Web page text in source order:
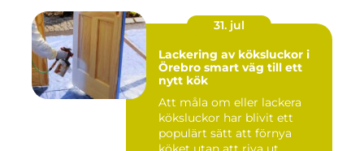
31. jul
Lackering av köksluckor i
Örebro smart väg till ett
nytt kök
Att måla om eller lackera
köksluckor har blivit ett
populärt sätt att förnya